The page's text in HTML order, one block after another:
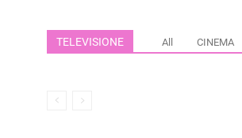
TELEVISIONE All CINEMA